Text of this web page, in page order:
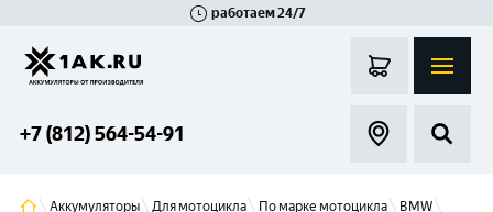
работаем 24/7
+7 (812) 564-54-91
Аккумуляторы Для мотоцикла По марке мотоцикла
BMW
Гатчина